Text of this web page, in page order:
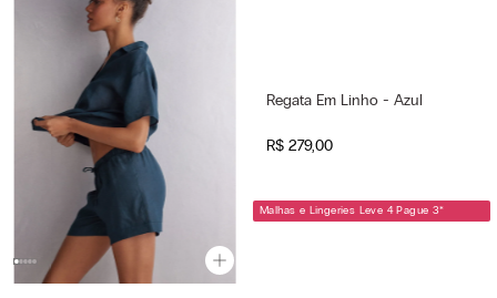
Regata Em Linho - Azul
R$ 279,00
Malhas e Lingeries Leve 4 Pague 3*